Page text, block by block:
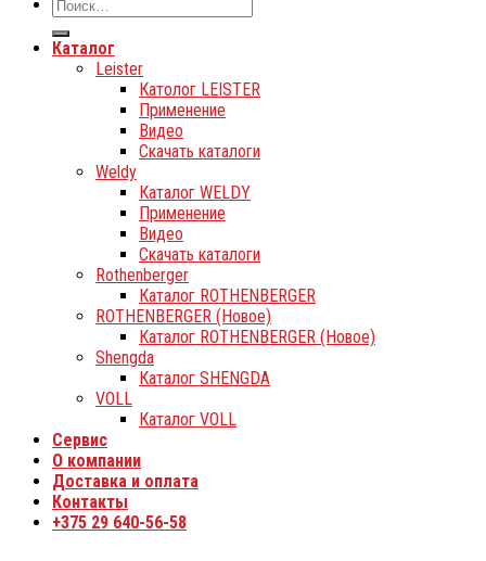
Каталог
Leister
Католог LEISTER
Применение
Видео
Скачать каталоги
Weldy
Каталог WELDY
Применение
Видео
Скачать каталоги
Rothenberger
Каталог ROTHENBERGER
ROTHENBERGER (Новое)
Каталог ROTHENBERGER (Новое)
Shengda
Каталог SHENGDA
VOLL
Каталог VOLL
Сервис
О компании
Доставка и оплата
Контакты
+375 29 640-56-58